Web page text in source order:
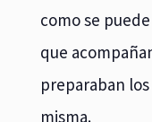
como se
que
preparaban
misma.